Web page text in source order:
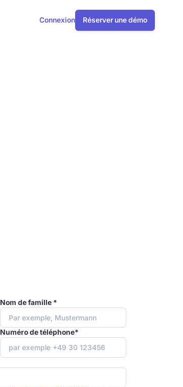
Connexion Réserver une démo
Nom de famille *
Numéro de téléphone*